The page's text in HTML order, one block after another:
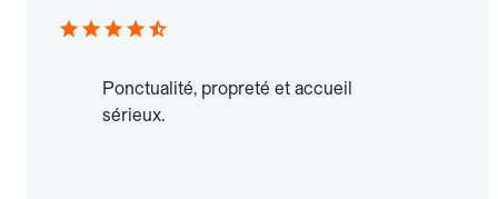
Ponctualité, propreté et accueil
sérieux.